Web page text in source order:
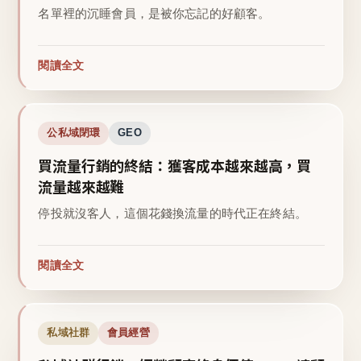
名單裡的沉睡會員，是被你忘記的好顧客。
閱讀全文
公私域閉環 GEO
買流量行銷的終結：獲客成本越來越高，買
流量越來越難
停投就沒客人，這個花錢換流量的時代正在終結。
閱讀全文
私域社群 會員經營